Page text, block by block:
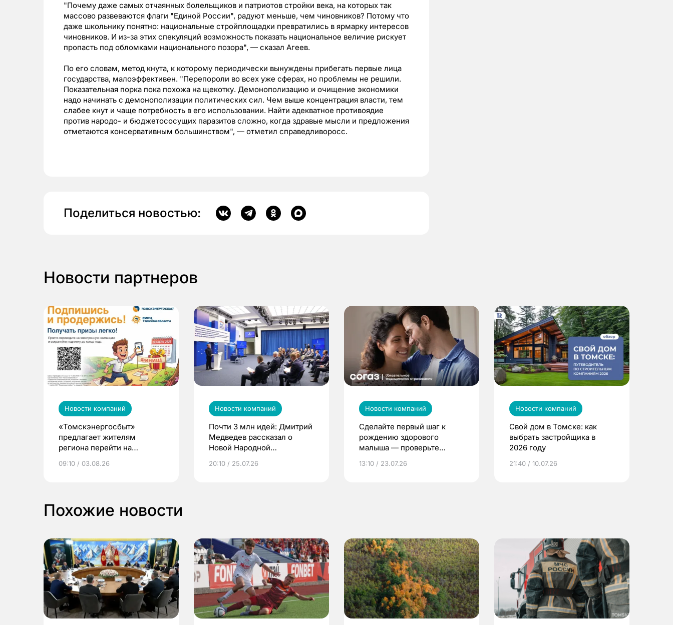
"Почему даже самых отчаянных болельщиков и патриотов стройки века, на которых так
массово развеваются флаги "Единой России", радуют меньше, чем чиновников? Потому что
даже школьнику понятно: национальные стройплощадки превратились в ярмарку интересов
чиновников. И из-за этих спекуляций возможность показать национальное величие рискует
пропасть под обломками национального позора", — сказал Агеев.
По его словам, метод кнута, к которому периодически вынуждены прибегать первые лица
государства, малоэффективен. "Перепороли во всех уже сферах, но проблемы не решили.
Показательная порка пока похожа на щекотку. Демонополизацию и очищение экономики
надо начинать с демонополизации политических сил. Чем выше концентрация власти, тем
слабее кнут и чаще потребность в его использовании. Найти адекватное противоядие
против народо- и бюджетососущих паразитов сложно, когда здравые мысли и предложения
отметаются консервативным большинством", — отметил справедливоросс.
Поделиться новостью:
Новости партнеров
Новости компаний
«Томскэнергосбыт»
предлагает жителям
региона перейти на
выиграть призы
09:10 / 03.08.26
Новости компаний
Почти 3 млн идей: Дмитрий
Медведев рассказал о
Новой Народной
20:10 / 25.07.26
Новости компаний
Сделайте первый шаг к
рождению здорового
малыша — проверьте
по ОМС!
13:10 / 23.07.26
Новости компаний
Свой дом в Томске: как
выбрать застройщика в
2026 году
21:40 / 10.07.26
Похожие новости